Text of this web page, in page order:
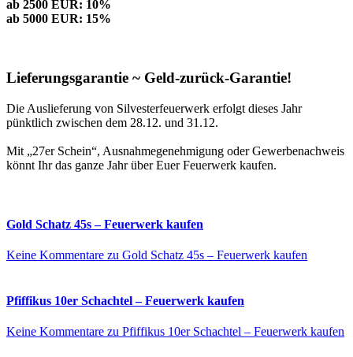
ab 2500 EUR: 10%
ab 5000 EUR: 15%
Lieferungsgarantie ~ Geld-zurück-Garantie!
Die Auslieferung von Silvesterfeuerwerk erfolgt dieses Jahr
pünktlich zwischen dem 28.12. und 31.12.
Mit „27er Schein“, Ausnahmegenehmigung oder Gewerbenachweis
könnt Ihr das ganze Jahr über Euer Feuerwerk kaufen.
Gold Schatz 45s – Feuerwerk kaufen
Keine Kommentare zu Gold Schatz 45s – Feuerwerk kaufen
Pfiffikus 10er Schachtel – Feuerwerk kaufen
Keine Kommentare zu Pfiffikus 10er Schachtel – Feuerwerk kaufen